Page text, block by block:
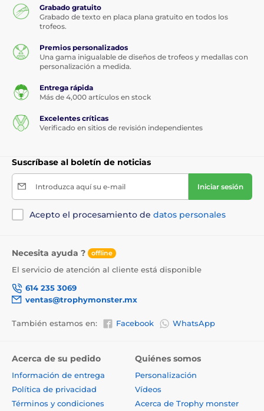
Grabado gratuito
Grabado de texto en placa plana gratuito en todos los
trofeos.
Premios personalizados
Una gama inigualable de diseños de trofeos y medallas con
personalización a medida.
Entrega rápida
Más de 4,000 artículos en stock
Excelentes críticas
Verificado en sitios de revisión independientes
Suscríbase al boletín de noticias
Introduzca aquí su e-mail Iniciar sesión
Acepto el procesamiento de datos personales
Necesita ayuda ? offline
El servicio de atención al cliente está disponible
614 235 3069
ventas@trophymonster.mx
También estamos en: Facebook WhatsApp
Acerca de su pedido
Información de entrega
Política de privacidad
Términos y condiciones
Quiénes somos
Personalización
Vídeos
Acerca de Trophy monster